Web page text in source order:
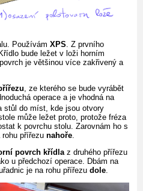
Používám XPS . Z prvního
bude ležet v loži horním
je většinou více zakřivený a
, ze kterého se bude vyrábět
operace a je vhodná na
stůl do míst, kde jsou otvory
může ležet proto, protože fréza
k povrchu stolu. Zarovnám ho s
přířezu nahoře
povrch křídla z druhého přířezu
u předchozí operace. Dbám na
je na rohu přířezu dole